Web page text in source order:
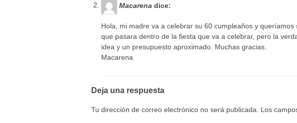
Macarena dice:
Hola, mi madre va a celebrar su 60 cumpleaños y
que pasara dentro de la fiesta que va a celebrar, pero la
idea y un presupuesto aproximado. Muchas gracias.
Macarena
Deja una respuesta
Tu dirección de correo electrónico no será publicada. Los